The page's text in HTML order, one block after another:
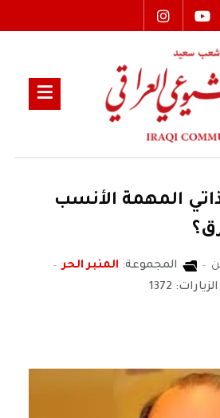
المهمة الأنسب
المجموعة: المنبر الحر
الزيارات: 1372